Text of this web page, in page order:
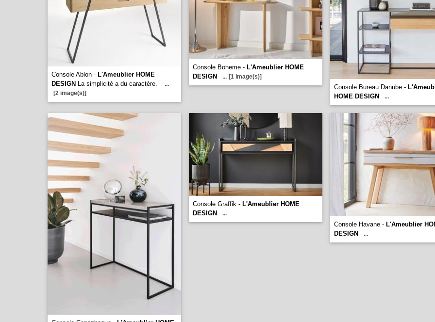
Console Ablon - L'Ameublier HOME
DESIGN La simplicité a du caractère.
...
[2 image(s)]
Console Boheme - L'Ameublier HOME
DESIGN
... [1 image(s)]
Console Bureau Danube -
HOME DESIGN
...
Console Graffik - L'Ameublier HOME
DESIGN
...
Console Havane - L'Ameublier
DESIGN
...